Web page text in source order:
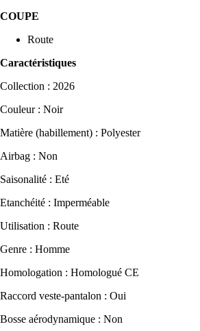
COUPE
Route
Caractéristiques
Collection : 2026
Couleur : Noir
Matière (habillement) : Polyester
Airbag : Non
Saisonalité : Eté
Etanchéité : Imperméable
Utilisation : Route
Genre : Homme
Homologation : Homologué CE
Raccord veste-pantalon : Oui
Bosse aérodynamique : Non